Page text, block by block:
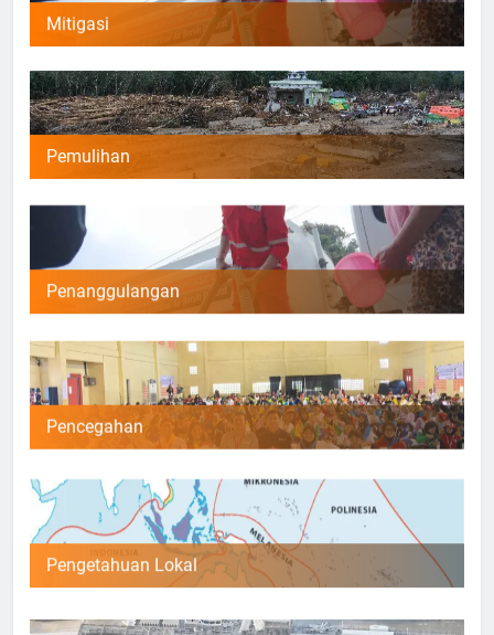
Mitigasi
Pemulihan
Penanggulangan
Pencegahan
Pengetahuan Lokal